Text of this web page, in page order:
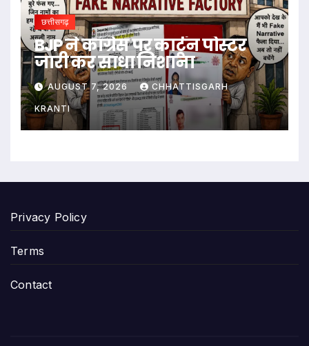
छत्तीसगढ़
BJP ने कांग्रेस पर कार्टून पोस्टर
जारी कर साधा निशाना
AUGUST 7, 2026 CHHATTISGARH
KRANTI
Privacy Policy
Terms
Contact